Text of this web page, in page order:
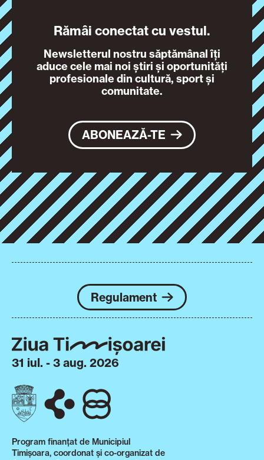
Rămâi conectat cu vestul.
Newsletterul nostru săptămânal îți
aduce cele mai noi știri și oportunități
profesionale din cultură, sport și
comunitate.
ABONEAZĂ-TE
Regulament
31 iul. - 3 aug. 2026
Program finanțat de Municipiul
Timișoara, coordonat și co-organizat de